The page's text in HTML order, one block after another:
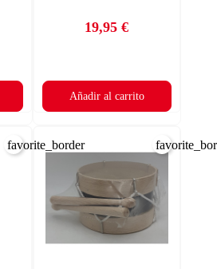
Precio
19,95 €
Añadir al carrito
favorite_border